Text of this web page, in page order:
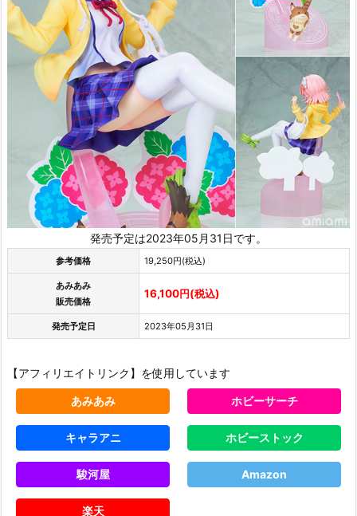
発売予定は2023年05月31日です。
参考価格 19,250円(税込)
あみあみ
販売価格
16,100円(税込)
発売予定日 2023年05月31日
【アフィリエイトリンク】を使用しています
あみあみ ホビーサーチ
キャラアニ ホビーストック
駿河屋 Amazon
楽天